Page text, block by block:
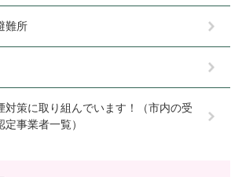
難所
対策に取り組んでいます！（市内の受
事業者一覧）